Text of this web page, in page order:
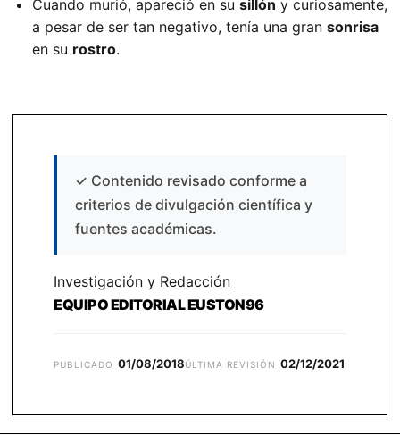
Cuando murió, apareció en su sillón y curiosamente,
a pesar de ser tan negativo, tenía una gran sonrisa
en su rostro.
✓ Contenido revisado conforme a
criterios de divulgación científica y
fuentes académicas.
Investigación y Redacción
EQUIPO EDITORIAL EUSTON96
PUBLICADO 01/08/2018ÚLTIMA REVISIÓN 02/12/2021